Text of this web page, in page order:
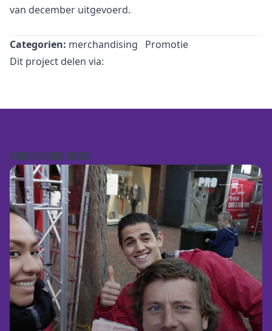
van december uitgevoerd.
Categorien: merchandising
Promotie
Dit project delen via:
GERELATEERDE CASES